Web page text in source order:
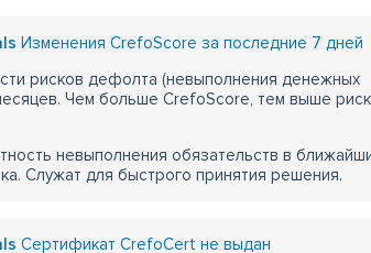
Изменения CrefoScore за последние 7 дней
рисков дефолта (невыполнения денежных
Чем больше CrefoScore, тем выше риск
невыполнения обязательств в
Служат для быстрого принятия решения.
Сертификат CrefoCert не выдан